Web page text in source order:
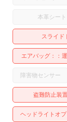
本革シート
スライド
エアバッグ：
障害物センサー
盗難防止装
ヘッドライトオ